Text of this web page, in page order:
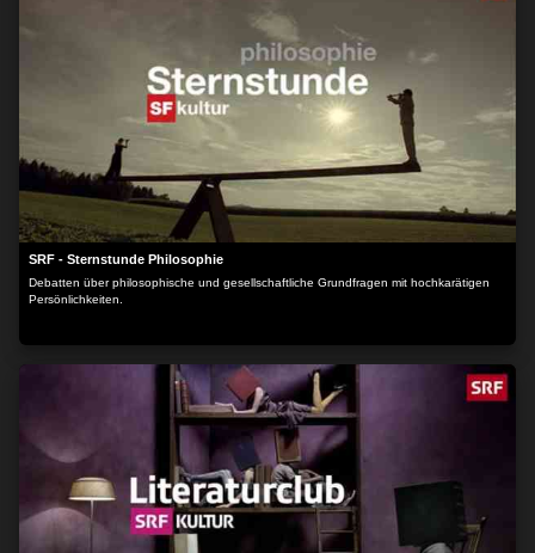
SRF - Sternstunde Philosophie
Debatten über philosophische und gesellschaftliche Grundfragen mit hochkarätigen
Persönlichkeiten.